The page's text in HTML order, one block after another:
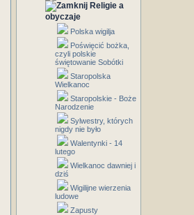
Religie a
obyczaje
Polska wigilja
Poświęcić bożka,
czyli polskie
świętowanie Sobótki
Staropolska
Wielkanoc
Staropolskie - Boże
Narodzenie
Sylwestry, których
nigdy nie było
Walentynki - 14
lutego
Wielkanoc dawniej i
dziś
Wigilijne wierzenia
ludowe
Zapusty